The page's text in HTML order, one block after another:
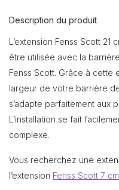
Description du produit
L’extension Fenss Scott
être utilisée avec la
Fenss Scott. Grâce à cette
largeur de votre barrière
s’adapte parfaitement aux
L’installation se fait
complexe.
Vous recherchez une
l’extension Fenss Scott 7 cm